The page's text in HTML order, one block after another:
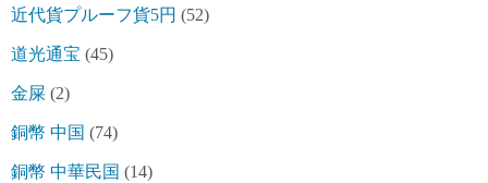
近代貨プルーフ貨5円 (52)
道光通宝 (45)
金屎 (2)
銅幣 中国 (74)
銅幣 中華民国 (14)